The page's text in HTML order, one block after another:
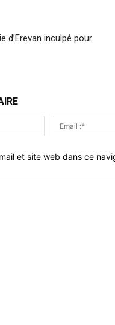
d’Erevan inculpé pour
Nom
:*
et site web dans ce